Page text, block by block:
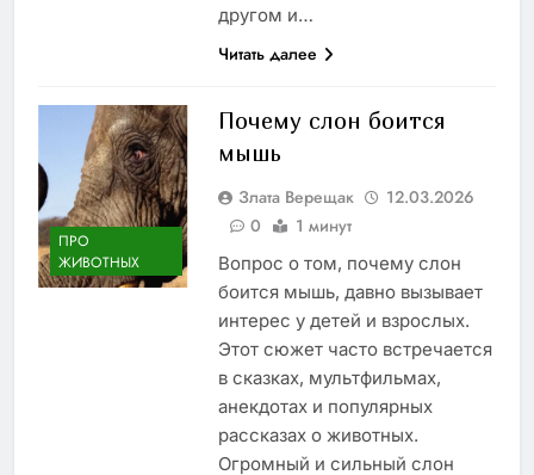
другом и…
Читать далее
ПРО
ЖИВОТНЫХ
Почему слон боится
мышь
Злата Верещак
12.03.2026
0
1 минут
Вопрос о том, почему слон
боится мышь, давно вызывает
интерес у детей и взрослых.
Этот сюжет часто встречается
в сказках, мультфильмах,
анекдотах и популярных
рассказах о животных.
Огромный и сильный слон